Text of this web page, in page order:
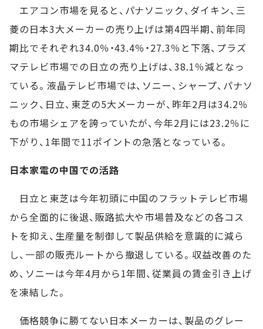
エアコン市場を見ると、パナソニック、ダイキン、三
菱の日本3大メーカーの売り上げは第4四半期、前年同
期比でそれぞれ34.0％・43.4％・27.3％と下落、プラズ
マテレビ市場での日立の売り上げは、38.1％減となっ
ている。液晶テレビ市場では、ソニー、シャープ、パナソ
ニック、日立、東芝の5大メーカーが、昨年2月は34.2％
もの市場シェアを誇っていたが、今年2月には23.2％に
下がり、1年間で11ポイントの急落となっている。
日本家電の中国での活路
日立と東芝は今年初頭に中国のフラットテレビ市場
から全面的に後退、販路拡大や市場普及などの各コス
トを抑え、生産量を制御して製品供給を意識的に減ら
し、一部の販売ルートから撤退している。収益改善のた
め、ソニーは今年4月から1年間、従業員の賃金引き上げ
を凍結した。
価格競争に勝てない日本メーカーは、製品のグレー